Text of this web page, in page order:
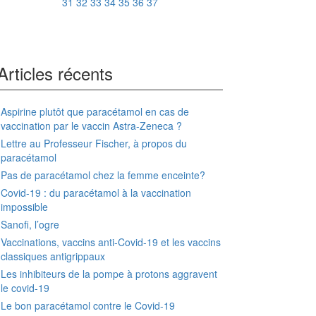
récents
Aspirine plutôt que paracétamol en cas de
vaccination par le vaccin Astra-Zeneca ?
Lettre au Professeur Fischer, à propos du
paracétamol
Pas de paracétamol chez la femme enceinte?
Covid-19 : du paracétamol à la vaccination
impossible
Sanofi, l’ogre
Vaccinations, vaccins anti-Covid-19 et les vaccins
classiques antigrippaux
Les inhibiteurs de la pompe à protons aggravent
le covid-19
Le bon paracétamol contre le Covid-19